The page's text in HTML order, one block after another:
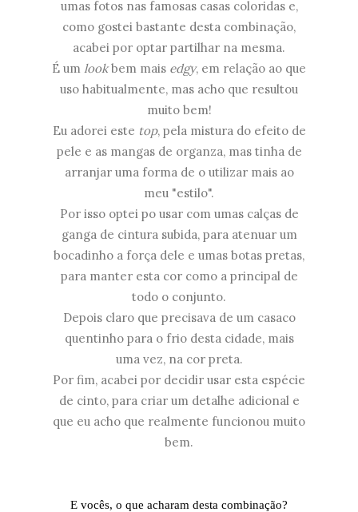
umas fotos nas famosas casas coloridas e,
como gostei bastante desta combinação,
acabei por optar partilhar na mesma.
É um lookbem mais edgy, em relação ao que
uso habitualmente, mas acho que resultou
muito bem!
Eu adorei este top, pela mistura do efeito de
pele e as mangas de organza, mas tinha de
arranjar uma forma de o utilizar mais ao
meu "estilo".
Por isso optei po usar com umas calças de
ganga de cintura subida, para atenuar um
bocadinho a força dele e umas botas pretas,
para manter esta cor como a principal de
todo o conjunto.
Depois claro que precisava de um casaco
quentinho para o frio desta cidade, mais
uma vez, na cor preta.
Por fim, acabei por decidir usar esta espécie
de cinto, para criar um detalhe adicional e
que eu acho que realmente funcionou muito
bem.
E vocês, o que acharam desta combinação?